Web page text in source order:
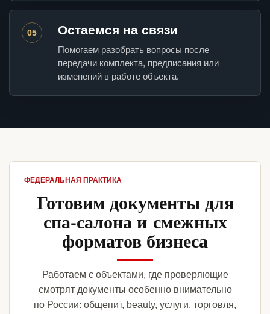
05 Остаемся на связи
Помогаем разобрать вопросы после
передачи комплекта, предписания или
изменений в работе объекта.
ФЕДЕРАЛЬНАЯ ПРАКТИКА
Готовим документы для
спа-салона и смежных
форматов бизнеса
Работаем с объектами, где проверяющие
смотрят документы особенно внимательно
по России: общепит, beauty, услуги, торговля,